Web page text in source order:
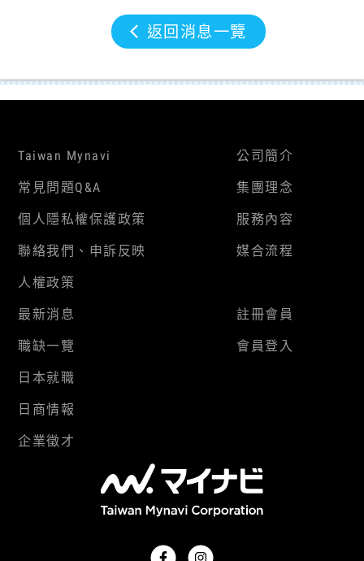
返回消息一覽
Taiwan Mynavi
常見問題Q&A
個人隱私權保護政策
聯絡我們、申訴反映
人權政策
公司簡介
集團理念
服務內容
媒合流程
最新消息
職缺一覽
日本就職
日商情報
企業徵才
註冊會員
會員登入